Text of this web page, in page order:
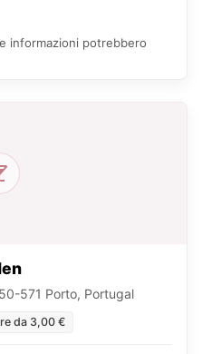
informazioni potrebbero
571 Porto, Portugal
da 3,00 €